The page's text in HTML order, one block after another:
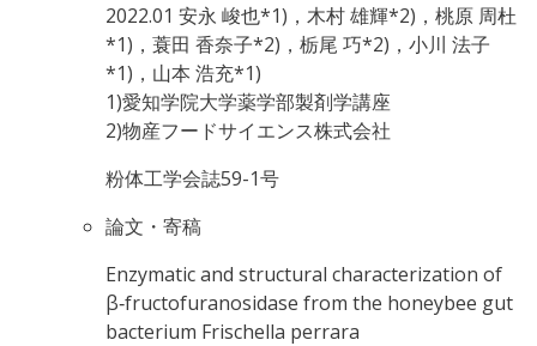
2022.01 安永 峻也*1)，木村 雄輝*2)，桃原 周杜
*1)，蓑田 香奈子*2)，栃尾 巧*2)，小川 法子
*1)，山本 浩充*1)
1)愛知学院大学薬学部製剤学講座
2)物産フードサイエンス株式会社
粉体工学会誌59-1号
論文・寄稿
Enzymatic and structural characterization of
β‑fructofuranosidase from the honeybee gut
bacterium Frischella perrara